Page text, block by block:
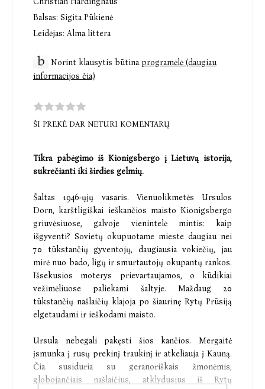
Balsas: Sigita Pūkienė
Leidėjas: Alma littera
Norint klausytis būtinaprogramėlė (daugiau
informacijos čia)
ŠI PREKĖ DAR NETURI KOMENTARŲ
Tikra pabėgimo iš Kionigsbergo į Lietuvą istorija,
sukrečianti iki širdies gelmių.
Šaltas 1946-ųjų vasaris. Vienuolikmetės Ursulos
Dorn, karštligiškai ieškančios maisto Kionigsbergo
griuvėsiuose, galvoje vienintelė mintis: kaip
išgyventi? Sovietų okupuotame mieste daugiau nei
70 tūkstančių gyventojų, daugiausia vokiečių, jau
mirė nuo bado, ligų ir smurtautojų okupantų rankos.
Išsekusios moterys prievartaujamos, o kūdikiai
vežimėliuose paliekami šaltyje. Maždaug 20
tūkstančių našlaičių klajoja po šiaurinę Rytų Prūsiją
elgetaudami ir ieškodami maisto.
Ursula nebegali pakęsti šios kančios. Mergaitė
įsmunka į rusų prekinį traukinį ir atkeliauja į Kauną.
Čia susiduria su geranoriškais žmonėmis,
globojančiais našlaičius, atklydusius iš Rytų